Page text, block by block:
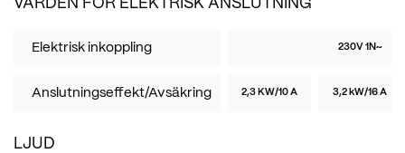
VÄRDEN FÖR ELEKTRISK ANSLUTNING
Elektrisk inkoppling 230V 1N~
Anslutningseffekt/Avsäkring 2,3 KW/10 A 3,2 kW/16 A
LJUD